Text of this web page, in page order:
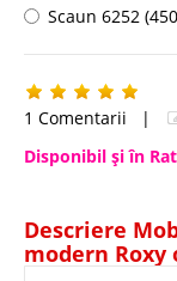
Scaun 6252
1 Comentarii |
Disponibil şi în
Descriere
modern